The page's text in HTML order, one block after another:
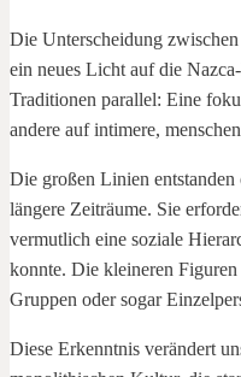
Die Unterscheidung
ein neues Licht auf die
Traditionen parallel: Eine
andere auf intimere,
Die großen Linien
längere Zeiträume. Sie
vermutlich eine soziale
konnte. Die kleineren
Gruppen oder sogar
Diese Erkenntnis verändert